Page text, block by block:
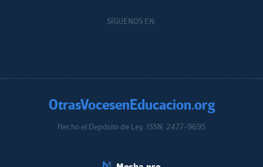
SÍGUENOS EN:
OtrasVocesenEducacion.org
Hecho el Depósito de Ley. ISSN: 2477-9695